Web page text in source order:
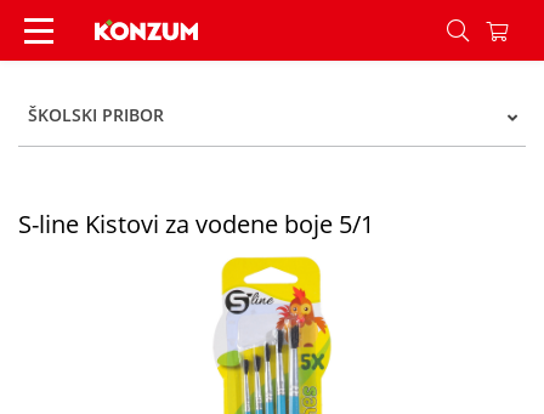
S-line Kistovi za vodene boje 5/1 - Konzum
ŠKOLSKI PRIBOR
S-line Kistovi za vodene boje 5/1